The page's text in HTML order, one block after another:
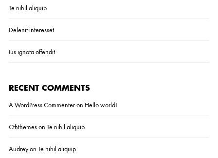
Te nihil aliquip
Delenit interesset
Ius ignota offendit
RECENT COMMENTS
A WordPress Commenteron Hello world!
Cththemeson Te nihil aliquip
Audreyon Te nihil aliquip